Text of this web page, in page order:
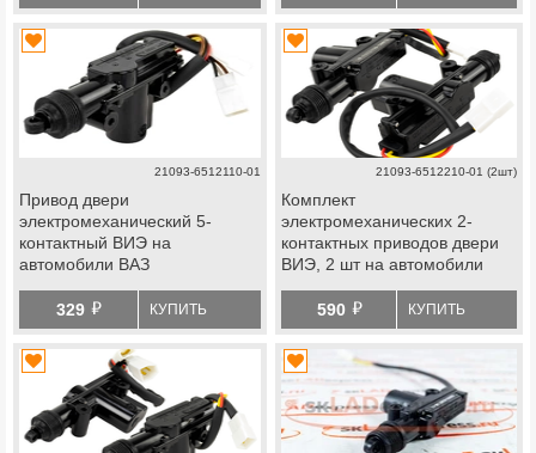
21093-6512110-01
Привод двери
электромеханический 5-
контактный ВИЭ на
автомобили ВАЗ
329 й КУПИТЬ
21093-6512210-01 (2шт)
Комплект
электромеханических 2-
контактных приводов двери
ВИЭ, 2 шт на автомобили
590 й КУПИТЬ